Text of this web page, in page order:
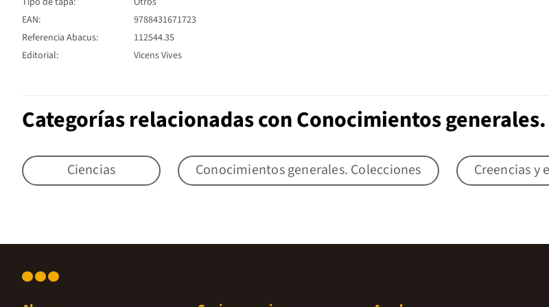
EAN:
9788431671723
Referencia Abacus:
112544.35
Editorial:
Vicens Vives
Categorías relacionadas con Conocimientos
Ciencias Conocimientos generales. Colecciones Creencias y